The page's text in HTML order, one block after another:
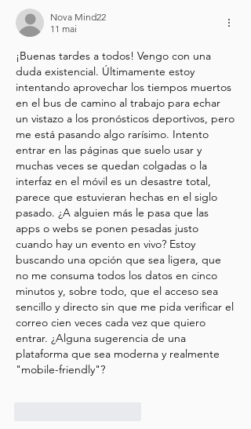
Nova Mind22
11 mai
¡Buenas tardes a todos! Vengo con una
duda existencial. Últimamente estoy
intentando aprovechar los tiempos muertos
en el bus de camino al trabajo para echar
un vistazo a los pronósticos deportivos, pero
me está pasando algo rarísimo. Intento
entrar en las páginas que suelo usar y
muchas veces se quedan colgadas o la
interfaz en el móvil es un desastre total,
parece que estuvieran hechas en el siglo
pasado. ¿A alguien más le pasa que las
apps o webs se ponen pesadas justo
cuando hay un evento en vivo? Estoy
buscando una opción que sea ligera, que
no me consuma todos los datos en cinco
minutos y, sobre todo, que el acceso sea
sencillo y directo sin que me pida verificar el
correo cien veces cada vez que quiero
entrar. ¿Alguna sugerencia de una
plataforma que sea moderna y realmente
"mobile-friendly"?